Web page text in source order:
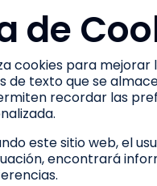
de
cookies para mejorar
de texto que se
recordar las
este sitio web, el
encontrará